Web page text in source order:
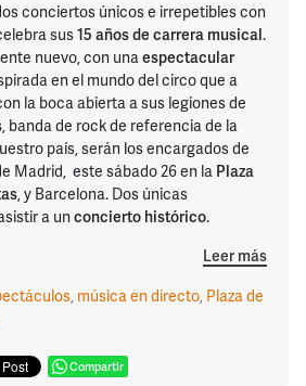
conciertos únicos e irrepetibles con
sus15 años de carrera musical.
nuevo, con unaespectacular
en el mundo del circo que a
la boca abierta a sus legiones de
, banda de rock de referencia de la
país, serán los encargados de
Madrid, este sábado 26 en la Plaza
, y Barcelona. Dos únicas
a unconcierto histórico.
Leer más
, música en directo, Plaza de
Compartir